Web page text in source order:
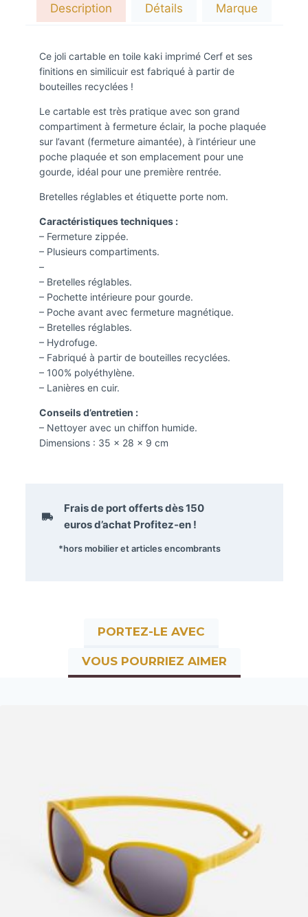
Description Détails Marque
Ce joli cartable en toile kaki imprimé Cerf et ses
finitions en similicuir est fabriqué à partir de
bouteilles recyclées !
Le cartable est très pratique avec son grand
compartiment à fermeture éclair, la poche plaquée
sur l’avant (fermeture aimantée), à l’intérieur une
poche plaquée et son emplacement pour une
gourde, idéal pour une première rentrée.
Bretelles réglables et étiquette porte nom.
Caractéristiques techniques :
– Fermeture zippée.
– Plusieurs compartiments.
–
– Bretelles réglables.
– Pochette intérieure pour gourde.
– Poche avant avec fermeture magnétique.
– Bretelles réglables.
– Hydrofuge.
– Fabriqué à partir de bouteilles recyclées.
– 100% polyéthylène.
– Lanières en cuir.
Conseils d’entretien :
– Nettoyer avec un chiffon humide.
Dimensions : 35 x 28 x 9 cm
Frais de port offerts dès150
eurosd’achat Profitez-en !
*hors mobilier et articles encombrants
PORTEZ-LE AVEC
VOUS POURRIEZ AIMER